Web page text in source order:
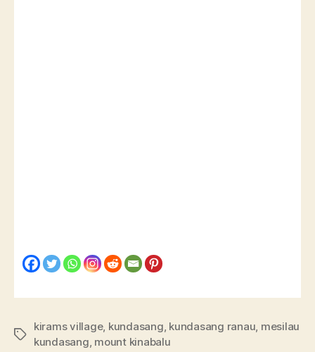
kirams village, kundasang, kundasang ranau, mesilau
kundasang, mount kinabalu